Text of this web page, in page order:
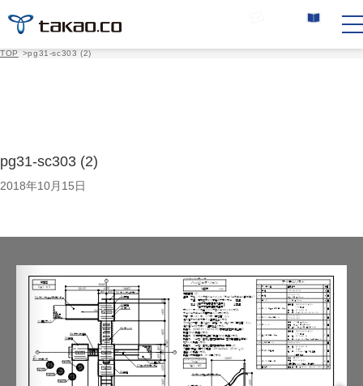
TOP >pg31-sc303 (2)
pg31-sc303 (2)
2018年10月15日